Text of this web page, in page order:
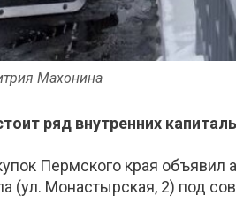
Махонина
ряд внутренних
Пермского края
(ул. Монастырская, 2) под